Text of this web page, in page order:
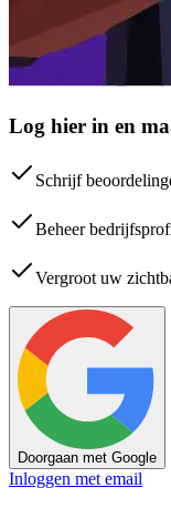
Log hier in en
Schrijf
Beheer
Vergroot uw
Doorgaan met Google
Inloggen met email